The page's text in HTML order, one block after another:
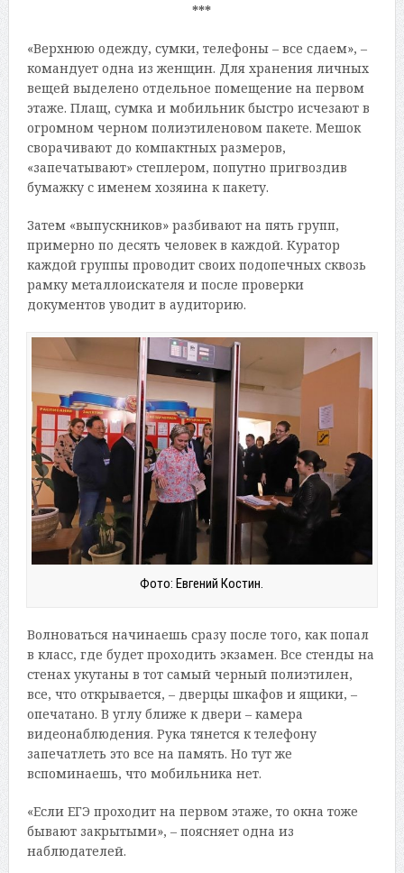
***
«Верхнюю одежду, сумки, телефоны – все сдаем», –
командует одна из женщин. Для хранения личных
вещей выделено отдельное помещение на первом
этаже. Плащ, сумка и мобильник быстро исчезают в
огромном черном полиэтиленовом пакете. Мешок
сворачивают до компактных размеров,
«запечатывают» степлером, попутно пригвоздив
бумажку с именем хозяина к пакету.
Затем «выпускников» разбивают на пять групп,
примерно по десять человек в каждой. Куратор
каждой группы проводит своих подопечных сквозь
рамку металлоискателя и после проверки
документов уводит в аудиторию.
Фото: Евгений Костин.
Волноваться начинаешь сразу после того, как попал
в класс, где будет проходить экзамен. Все стенды на
стенах укутаны в тот самый черный полиэтилен,
все, что открывается, – дверцы шкафов и ящики, –
опечатано. В углу ближе к двери – камера
видеонаблюдения. Рука тянется к телефону
запечатлеть это все на память. Но тут же
вспоминаешь, что мобильника нет.
«Если ЕГЭ проходит на первом этаже, то окна тоже
бывают закрытыми», – поясняет одна из
наблюдателей.